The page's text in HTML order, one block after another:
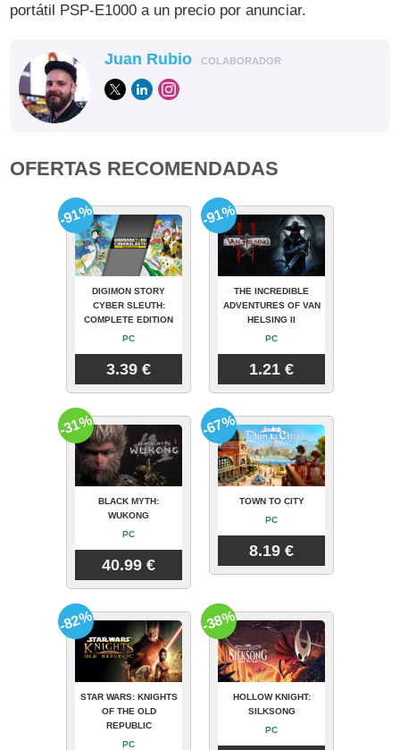
portátil PSP-E1000 a un precio por anunciar.
Juan Rubio COLABORADOR
OFERTAS RECOMENDADAS
DIGIMON STORY
CYBER SLEUTH:
COMPLETE EDITION
PC
3.39 €
-91%
THE INCREDIBLE
ADVENTURES OF VAN
HELSING II
PC
1.21 €
-91%
BLACK MYTH:
WUKONG
PC
40.99 €
-31%
TOWN TO CITY
PC
8.19 €
-67%
STAR WARS: KNIGHTS
OF THE OLD
REPUBLIC
PC
-82%
HOLLOW KNIGHT:
SILKSONG
PC
-38%